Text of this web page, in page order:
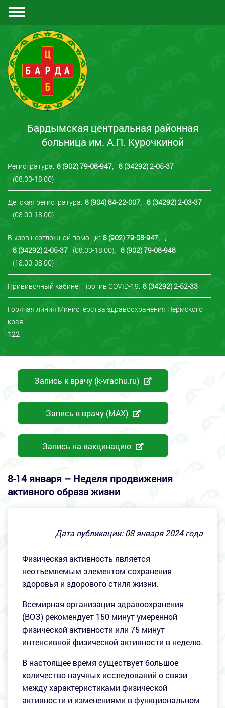
Контакты
Бардымская центральная районная
больница им. А.П. Курочкиной
Регистратура: 8 (902) 79-08-947, 8 (34292) 2-05-37
(08.00-18.00)
Детская регистратура: 8 (904) 84-22-007, 8 (34292) 2-03-37
(08.00-18.00)
Вызов неотложной помощи: 8 (902) 79-08-947, ,
8 (34292) 2-05-37 (08.00-18.00), 8 (902) 79-08-948
(18.00-08.00)
Прививочный кабинет против COVID-19: 8 (34292) 2-52-33
Горячая линия Министерства здравоохранения Пермского
края:
122
Запись к врачу (k-vrachu.ru)
Запись к врачу (MAX)
Запись на вакцинацию
8-14 января – Неделя продвижения
активного образа жизни
Дата публикации:08января 2024 года
Физическая активность является
неотъемлемым элементом сохранения
здоровья и здорового стиля жизни.
Всемирная организация здравоохранения
(ВОЗ) рекомендует 150 минут умеренной
физической активности или 75 минут
интенсивной физической активности в неделю.
В настоящее время существует большое
количество научных исследований о связи
между характеристиками физической
активности и изменениями в функциональном